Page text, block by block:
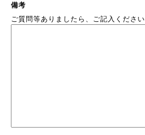
備考
ご質問等ありましたら、ご記入ください